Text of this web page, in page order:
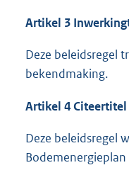
Artikel 3
Deze beleidsregel
bekendmaking.
Artikel 4 Citeertitel
Deze beleidsregel